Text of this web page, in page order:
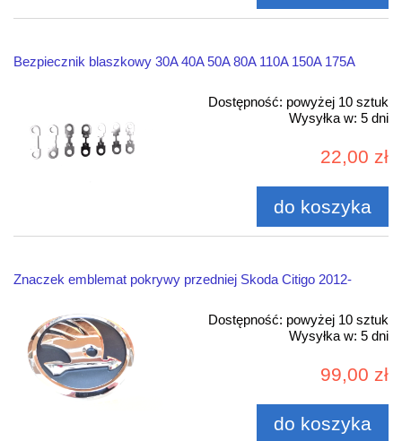
Bezpiecznik blaszkowy 30A 40A 50A 80A 110A 150A 175A
Dostępność: powyżej 10 sztuk
Wysyłka w: 5 dni
22,00 zł
do koszyka
Znaczek emblemat pokrywy przedniej Skoda Citigo 2012-
Dostępność: powyżej 10 sztuk
Wysyłka w: 5 dni
99,00 zł
do koszyka